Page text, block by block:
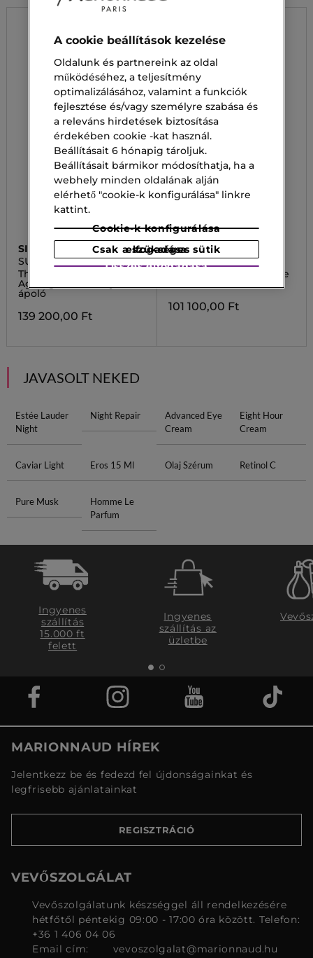
SISLEY
SUPREMYA AT NIGHT
The Supreme Anti-
Ageing Szemkörnyék
ápoló
139 200,00 Ft
SISLEY
BLACK ROSE
Black Rose Concentrate
101 100,00 Ft
JAVASOLT NEKED
Estée Lauder
Night
Night Repair
Advanced Eye
Cream
Eight Hour
Cream
Caviar Light Eros 15 Ml Olaj Szérum Retinol C
Pure Musk
Homme Le
Parfum
Ingyenes
szállítás
15.000 ft
felett
Ingyenes
szállítás az
üzletbe
MARIONNAUD HÍREK
Jelentkezz be és fedezd fel újdonságainkat és
legfrisebb ajánlatainkat
REGISZTRÁCIÓ
VEVŐSZOLGÁLAT
Vevőszolgálatunk készséggel áll rendelkezésére
hétfőtől péntekig 09:00 - 17:00 óra között. Telefon:
+36 1 406 04 06
Email cím:
vevoszolgalat@marionnaud.hu
A cookie beállítások kezelése
Oldalunk és partnereink az oldal
működéséhez, a teljesítmény
optimalizálásához, valamint a funkciók
fejlesztése és/vagy személyre szabása és
a releváns hirdetések biztosítása
érdekében cookie -kat használ.
Beállításait 6 hónapig tároljuk.
Beállításait bármikor módosíthatja, ha a
webhely minden oldalának alján
elérhető "cookie-k konfigurálása" linkre
kattint.
Cookie-k konfigurálása
Csak a szükséges sütik elfogadása
Összes elfogadása